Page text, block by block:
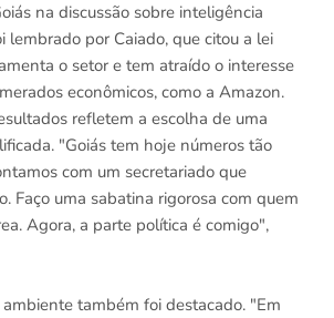
na discussão sobre inteligência
lembrado por Caiado, que citou a lei
o setor e tem atraído o interesse
econômicos, como a Amazon.
refletem a escolha de uma
"Goiás tem hoje números tão
com um secretariado que
Faço uma sabatina rigorosa com quem
Agora, a parte política é comigo",
também foi destacado. "Em